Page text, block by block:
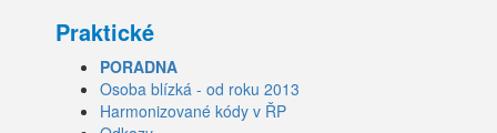
Praktické
PORADNA
Osoba blízká - od roku 2013
Harmonizované kódy v ŘP